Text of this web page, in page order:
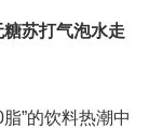
苏打气泡水走
”的饮料热潮中